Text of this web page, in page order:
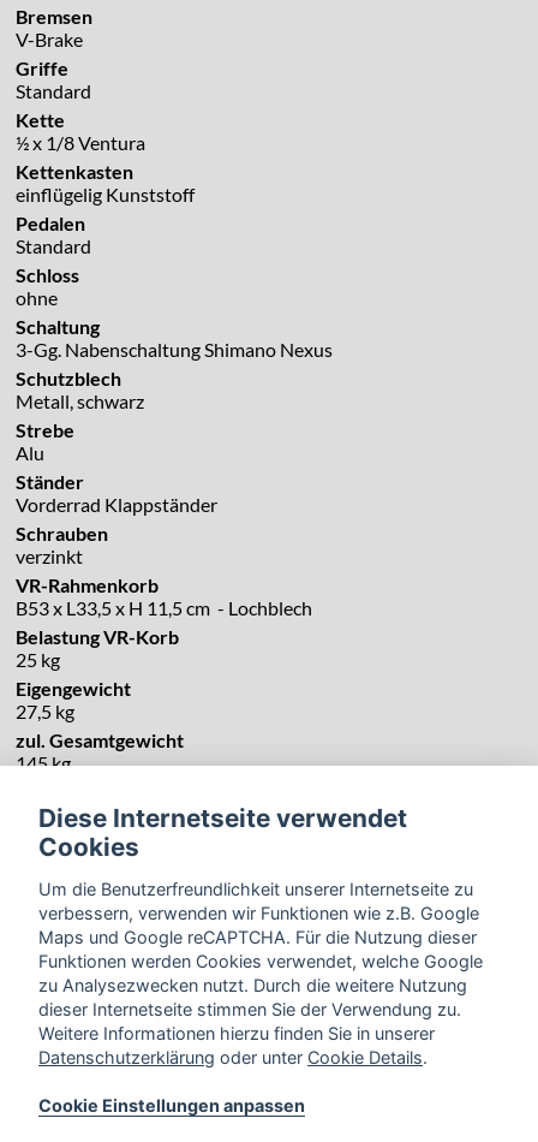
Bremsen
V-Brake
Griffe
Standard
Kette
½ x 1/8 Ventura
Kettenkasten
einflügelig Kunststoff
Pedalen
Standard
Schloss
ohne
Schaltung
3-Gg. Nabenschaltung Shimano Nexus
Schutzblech
Metall, schwarz
Strebe
Alu
Ständer
Vorderrad Klappständer
Schrauben
verzinkt
VR-Rahmenkorb
B53 x L33,5 x H 11,5 cm - Lochblech
Belastung VR-Korb
25 kg
Eigengewicht
27,5 kg
zul. Gesamtgewicht
145 kg
Diese Internetseite verwendet
Cookies
Um die Benutzerfreundlichkeit unserer Internetseite zu
verbessern, verwenden wir Funktionen wie z.B. Google
Maps und Google reCAPTCHA. Für die Nutzung dieser
Funktionen werden Cookies verwendet, welche Google
zu Analysezwecken nutzt. Durch die weitere Nutzung
dieser Internetseite stimmen Sie der Verwendung zu.
Weitere Informationen hierzu finden Sie in unserer
Datenschutzerklärung oder unter Cookie Details.
Cookie Einstellungen anpassen